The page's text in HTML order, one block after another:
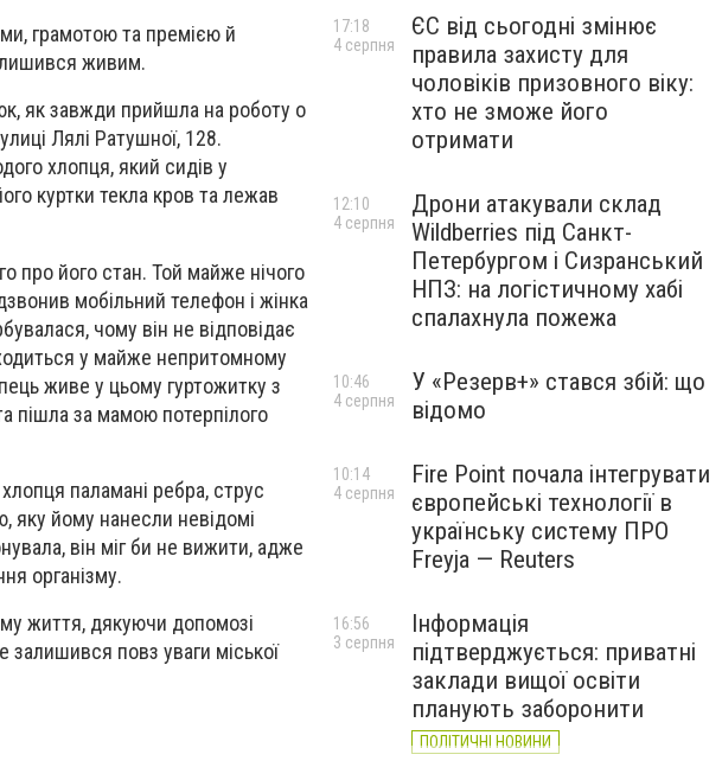
грамотою та премією й
живим.
як завжди прийшла на роботу о
Лялі Ратушної, 128.
хлопця, який сидів у
куртки текла кров та лежав
про його стан. Той майже нічого
мобільний телефон і жінка
чому він не відповідає
у майже непритомному
живе у цьому гуртожитку з
пішла за мамою потерпілого
паламані ребра, струс
яку йому нанесли невідомі
він міг би не вижити, адже
організму.
життя, дякуючи допомозі
повз уваги міської
ЄС від сьогодні змінює
правила захисту для
чоловіків призовного віку:
хто не зможе його
отримати
17:18
4 серпня
Дрони атакували склад
Wildberries під Санкт-
Петербургом і Сизранський
НПЗ: на логістичному хабі
спалахнула пожежа
12:10
4 серпня
У «Резерв+» стався збій: що
відомо
10:46
4 серпня
Fire Point почала інтегрувати
європейські технології в
українську систему ПРО
Freyja — Reuters
10:14
4 серпня
Інформація
підтверджується: приватні
заклади вищої освіти
планують заборонити
ПОЛІТИЧНІ НОВИНИ
16:56
3 серпня